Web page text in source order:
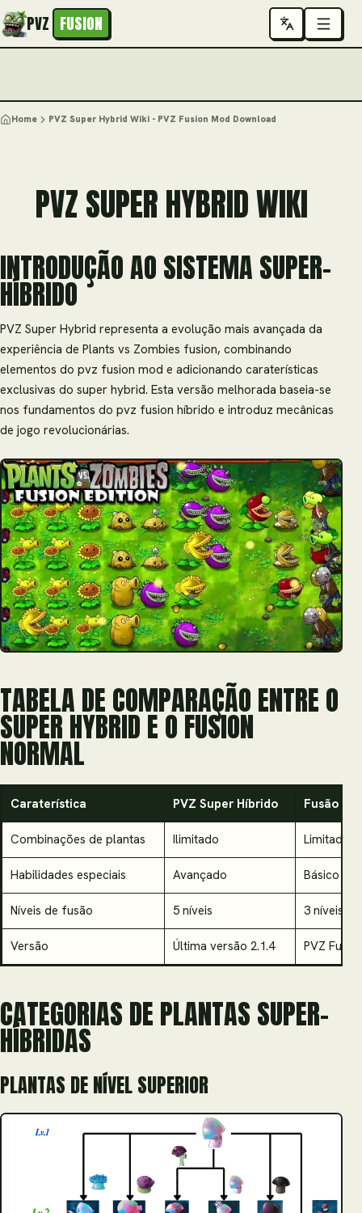
PVZ FUSION
Home PVZ Super Hybrid Wiki - PVZ Fusion Mod Download
PVZ SUPER HYBRID WIKI
INTRODUÇÃO AO SISTEMA SUPER-
HÍBRIDO
PVZ Super Hybrid representa a evolução mais avançada da
experiência de Plants vs Zombies fusion, combinando
elementos do pvz fusion mod e adicionando caraterísticas
exclusivas do super hybrid. Esta versão melhorada baseia-se
nos fundamentos do pvz fusion híbrido e introduz mecânicas
de jogo revolucionárias.
TABELA DE COMPARAÇÃO ENTRE O
SUPER HYBRID E O FUSION
NORMAL
Caraterística PVZ Super Híbrido Fusão
Combinações de plantas Ilimitado Limitado a
Habilidades especiais Avançado Básico
Níveis de fusão 5 níveis 3 níveis
Versão Última versão 2.1.4 PVZ
CATEGORIAS DE PLANTAS SUPER-
HÍBRIDAS
PLANTAS DE NÍVEL SUPERIOR